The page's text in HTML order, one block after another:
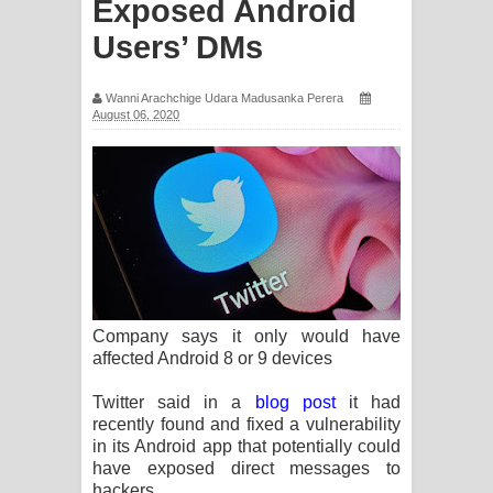
සඳේ ගීතයේ පද පෙළ
ගීතයේ පද පෙළ
Ras Balan Song Lyrics - රැස් බලන්
ගීතයේ පද පෙළ
Hoda sihiyen Song Lyrics - හොද
සිහියෙන් ගීතයේ පද පෙළ
Awanken Song Lyrics - අවංකෙන්
ගීතයේ පද පෙළ
Pa Sina Song Lyrics - පෑ සිනා ගීතයේ
Exposed Android
Users’ DMs
Wanni Arachchige Udara Madusanka Perera
August 06, 2020
Company says it only would have
affected Android 8 or 9 devices
Twitter said in a blog postit had
recently found and fixed a vulnerability
in its Android app that potentially could
have exposed direct messages to